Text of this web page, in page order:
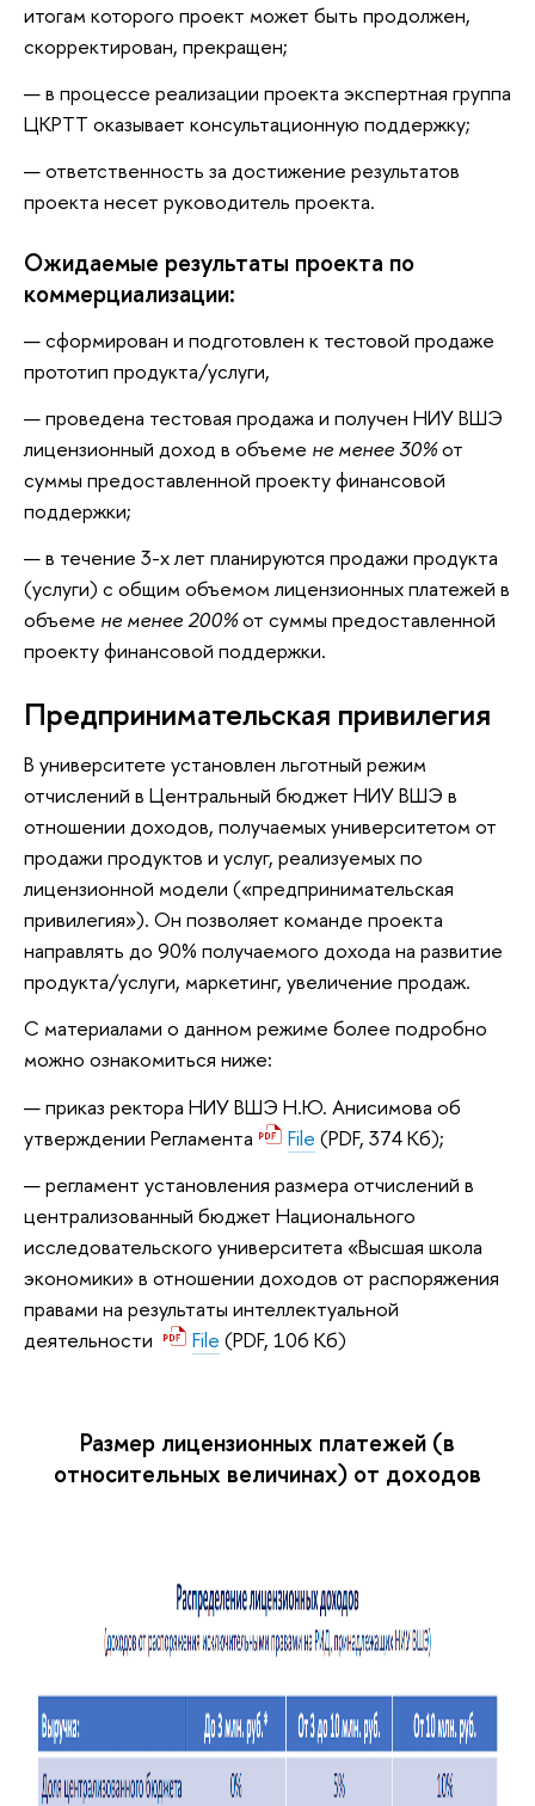
итогам которого проект может быть продолжен,
скорректирован, прекращен;
в процессе реализации проекта экспертная группа
ЦКРТТ оказывает консультационную поддержку;
ответственность за достижение результатов
проекта несет руководитель проекта.
Ожидаемые результаты проекта по
коммерциализации:
сформирован и подготовлен к тестовой продаже
прототип продукта/услуги,
проведена тестовая продажа и получен НИУ ВШЭ
лицензионный доход в объеме не менее 30%от
суммы предоставленной проекту финансовой
поддержки;
в течение 3-х лет планируются продажи продукта
(услуги) с общим объемом лицензионных платежей в
объеме не менее 200%от суммы предоставленной
проекту финансовой поддержки.
Предпринимательская привилегия
В университете установлен льготный режим
отчислений в Центральный бюджет НИУ ВШЭ в
отношении доходов, получаемых университетом от
продажи продуктов и услуг, реализуемых по
лицензионной модели («предпринимательская
привилегия»). Он позволяет команде проекта
направлять до 90% получаемого дохода на развитие
продукта/услуги, маркетинг, увеличение продаж.
C материалами о данном режиме более подробно
можно ознакомиться ниже:
приказ ректора НИУ ВШЭ Н.Ю. Анисимова об
утверждении Регламента
File (PDF, 374 Кб);
регламент установления размера отчислений в
централизованный бюджет Национального
исследовательского университета «Высшая школа
экономики» в отношении доходов от распоряжения
правами на результаты интеллектуальной
деятельности
File (PDF, 106 Кб)
Размер лицензионных платежей (в
относительных величинах) от доходов